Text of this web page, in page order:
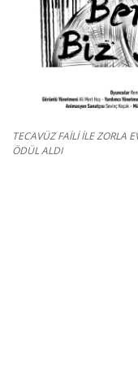
Ekonomi
Gündem
Dünya
TECAVÜZ FAİLİ İLE ZORLA
ÖDÜL ALDI